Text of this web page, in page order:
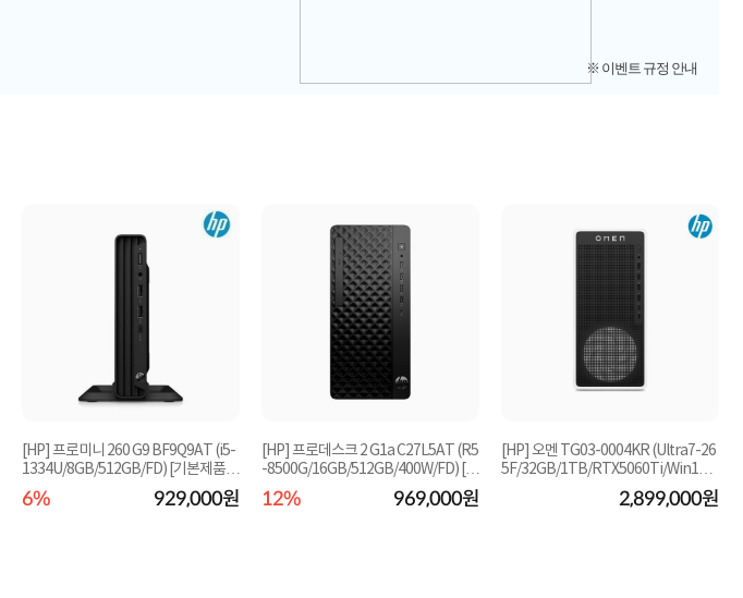
※ 이벤트 규정 안내
[HP] 프로미니 260 G9 BF9Q9AT (i5-
1334U/8GB/512GB/FD) [기본제품]
★오직 컴퓨존에...
6% 929,000원
[HP] 프로데스크 2 G1a C27L5AT (R5
-8500G/16GB/512GB/400W/FD) [C
TO제품]★오직 컴...
12% 969,000원
[HP] 오멘 TG03-0004KR (Ultra7-26
5F/32GB/1TB/RTX5060Ti/Win11P
2,899,000원